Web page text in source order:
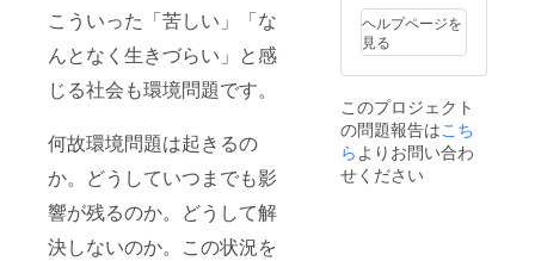
こういった「苦しい」「な
んとなく生きづらい」と感
じる社会も環境問題です。
何故環境問題は起きるの
か。どうしていつまでも影
響が残るのか。どうして解
決しないのか。この状況を
ヘルプページを
見る
このプロジェクト
の問題報告はこち
らよりお問い合わ
せください